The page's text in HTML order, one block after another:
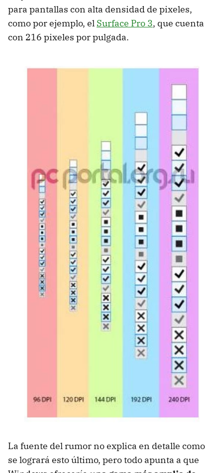
para pantallas con alta densidad de pixeles,
como por ejemplo, el Surface Pro 3, que cuenta
con 216 pixeles por pulgada.
La fuente del rumor no explica en detalle como
se logrará esto último, pero todo apunta a que